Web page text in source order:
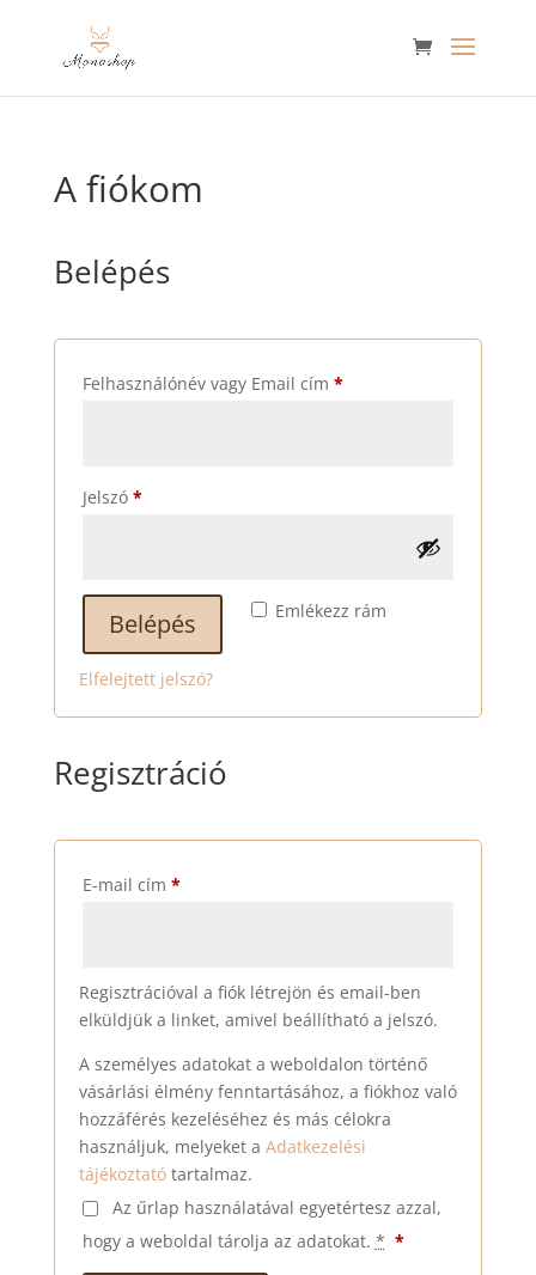
A fiókom
Belépés
Felhasználónév vagy Email cím *Kötelező
Jelszó *Kötelező
Emlékezz rám
Belépés
Elfelejtett jelszó?
Regisztráció
E-mail cím *Kötelező
Regisztrációval a fiók létrejön és email-ben
elküldjük a linket, amivel beállítható a jelszó.
A személyes adatokat a weboldalon történő
vásárlási élmény fenntartásához, a fiókhoz való
hozzáférés kezeléséhez és más célokra
használjuk, melyeket a Adatkezelési
tájékoztatótartalmaz.
Az űrlap használatával egyetértesz azzal,
hogy a weboldal tárolja az adatokat. * *